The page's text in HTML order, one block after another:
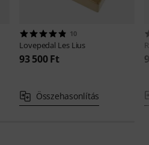
10
Lovepedal Les Lius
93 500 Ft
Összehasonlítás